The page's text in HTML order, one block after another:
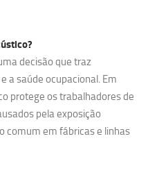
decisão que traz
a saúde ocupacional. Em
protege os trabalhadores de
pela exposição
comum em fábricas e linhas